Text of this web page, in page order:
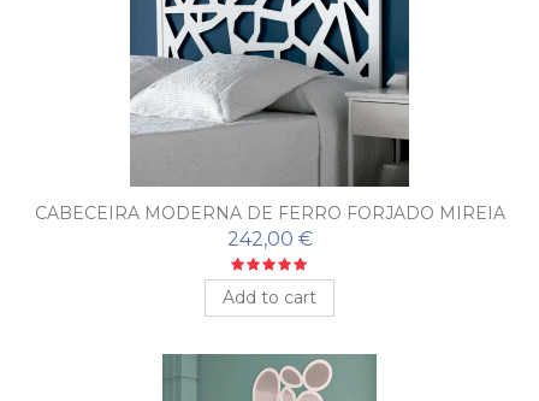
CABECEIRA MODERNA DE FERRO FORJADO MIREIA
242,00 €
Add to cart